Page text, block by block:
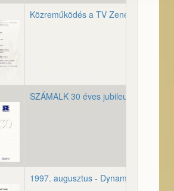
Közreműködés a TV Zenebutik című
SZÁMALK 30 éves jubileumi ünnepe
1997. augusztus - Dynamics of